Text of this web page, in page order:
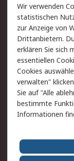
Hilfe
Rechtliches
AGB
Cookie-
Copyright/
Wir verwenden
statistischen
zur Anzeige von
Drittanbietern.
erklären Sie sich
essentiellen
Cookies
verwalten"
Sie auf "Alle
bestimmte
Informationen